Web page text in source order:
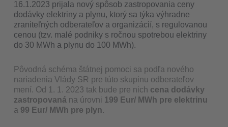
16.1.2023 prijala nový spôsob zastropovania ceny
dodávky elektriny a plynu, ktorý sa týka výhradne
zraniteľných odberateľov a organizácií, s regulovanou
cenou (tzv. malé podniky s ročnou spotrebou elektriny
do 30 MWh a plynu do 100 MWh).
Pôvodná schéma štátnej pomoci sa podľa nového
nariadenia Vlády SR pre túto skupinu odberateľov
mení. Od 1. 1. 2023 tak bude pre nich cena dodávky
zastropovaná na úrovni 199 Eur/ MWh pre elektrinu
a 99 Eur/ MWh pre plyn.